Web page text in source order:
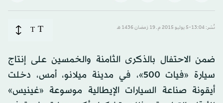
نُشر: 13:04-5 يوليو 2015 م ـ 19 رَمضان 1436 هـ T
T
ضمن الاحتفال بالذكرى الثامنة والخمسين على إنتاج
سيارة «فيات 500»، في مدينة ميلانو، أمس، دخلت
أيقونة صناعة السيارات الإيطالية موسوعة «غينيس»